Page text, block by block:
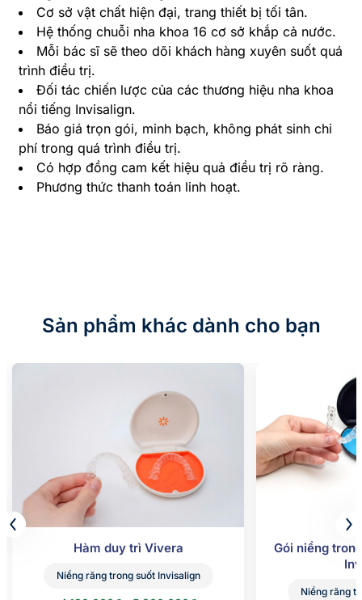
Cơ sở vật chất hiện đại, trang thiết bị tối tân.
Hệ thống chuỗi nha khoa 16 cơ sở khắp cả nước.
Mỗi bác sĩ sẽ theo dõi khách hàng xuyên suốt quá
trình điều trị.
Đối tác chiến lược của các thương hiệu nha khoa
nổi tiếng Invisalign.
Báo giá trọn gói, minh bạch, không phát sinh chi
phí trong quá trình điều trị.
Có hợp đồng cam kết hiệu quả điều trị rõ ràng.
Phương thức thanh toán linh hoạt.
Sản phẩm khác dành cho bạn
Hàm duy trì Vivera
Niềng răng trong suốt Invisalign
Gói niềng
Niềng răng